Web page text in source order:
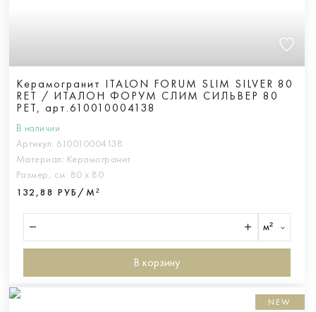
Керамогранит ITALON FORUM SLIM SILVER 80
RET / ИТАЛОН ФОРУМ СЛИМ СИЛЬВЕР 80
РЕТ, арт.610010004138
В наличии
Артикул: 610010004138
Материал: Керамогранит
Размер, см: 80 х 80
132,88 РУБ/М²
м²
В корзину
NEW